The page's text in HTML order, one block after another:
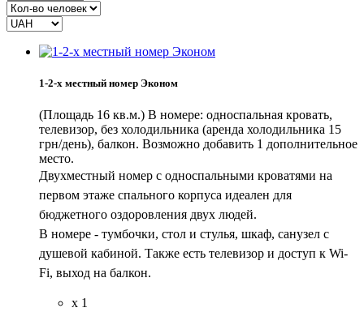
1-2-х местный номер Эконом
(Площадь 16 кв.м.) В номере: односпальная кровать,
телевизор, без холодильника (аренда холодильника 15
грн/день), балкон. Возможно добавить 1 дополнительное
место.
Двухместный номер с односпальными кроватями на
первом этаже спального корпуса идеален для
бюджетного оздоровления двух людей.
В номере - тумбочки, стол и стулья, шкаф, санузел с
душевой кабиной. Также есть телевизор и доступ к Wi-
Fi, выход на балкон.
x 1